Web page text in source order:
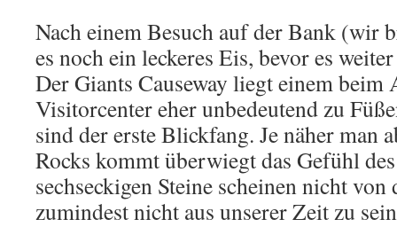
Nach einem Besuch auf der Bank (wir
es noch ein leckeres Eis, bevor es
Der Giants Causeway liegt einem beim
Visitorcenter eher unbedeutend zu
sind der erste Blickfang. Je näher man
Rocks kommt überwiegt das Gefühl
sechseckigen Steine scheinen nicht
zumindest nicht aus unserer Zeit zu